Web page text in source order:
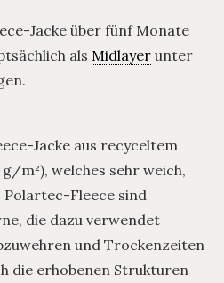
Jacke über fünf Monate
als Midlayer unter
Jacke aus recyceltem
m²), welches sehr weich,
Fleece sind
die dazu verwendet
und Trockenzeiten
die erhobenen Strukturen